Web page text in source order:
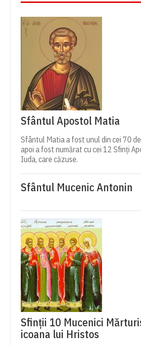
Sfântul Apostol Matia
Sfântul Matia a fost unul din cei 70 de
apoi a fost numărat cu cei 12 Sfinți
Iuda, care căzuse.
Sfântul Mucenic Antonin
Sfinții 10 Mucenici
icoana lui Hristos